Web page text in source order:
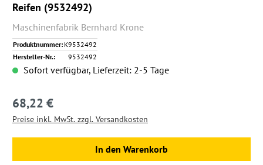
Reifen (9532492)
Maschinenfabrik Bernhard Krone
Produktnummer: K9532492
Hersteller-Nr.:
9532492
Sofort verfügbar, Lieferzeit: 2-5 Tage
Regulärer Preis:
68,22 €
Preise inkl. MwSt. zzgl. Versandkosten
In den Warenkorb